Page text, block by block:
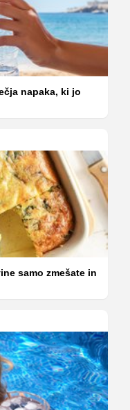
napaka, ki jo
samo zmešate in